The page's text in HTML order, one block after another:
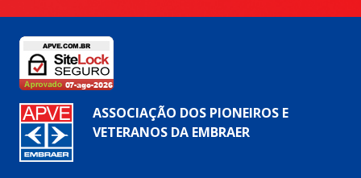
ASSOCIAÇÃO DOS PIONEIROS E
VETERANOS DA EMBRAER